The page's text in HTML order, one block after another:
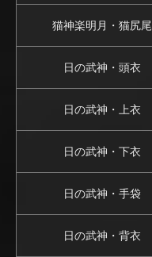
猫神楽明月・猫尻尾
日の武神・頭衣
日の武神・上衣
日の武神・下衣
日の武神・手袋
日の武神・背衣